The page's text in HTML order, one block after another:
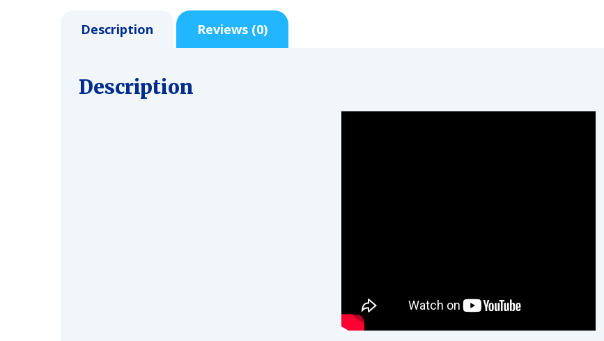
Description Reviews (0)
Description